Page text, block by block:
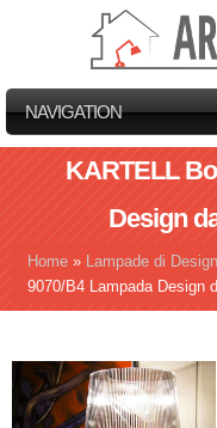
NAVIGATION
KARTELL
Design
Tu sei qui
Home » Lampade di Design
9070/B4 Lampada Design